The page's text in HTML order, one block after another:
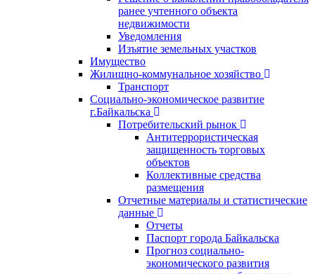
ранее учтенного объекта
недвижимости
Уведомления
Изъятие земельных участков
Имущество
Жилищно-коммунальное хозяйство
Транспорт
Социально-экономическое развитие
г.Байкальска
Потребительский рынок
Антитеррористическая
защищенность торговых
объектов
Коллективные средства
размещения
Отчетные материалы и статистические
данные
Отчеты
Паспорт города Байкальска
Прогноз социально-
экономического развития